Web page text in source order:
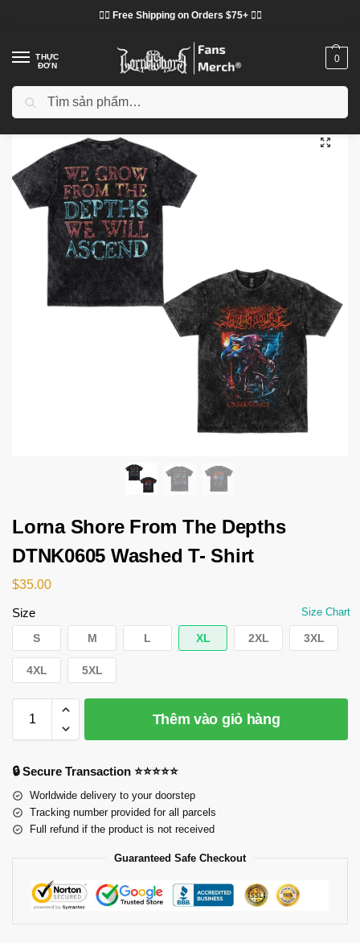
❤️‍🔥 Free Shipping on Orders $75+ ❤️‍🔥
THỰC
ĐƠN
0
Trang chủ / Cửa hàng / Lorna Shore vải
Lorna Shore From The Depths
DTNK0605 Washed T- Shirt
$35.00
Size Size Chart
S M L XL 2XL 3XL
4XL 5XL
Thêm vào giỏ hàng
🔒 Secure Transaction ⭐⭐⭐⭐⭐
Worldwide delivery to your doorstep
Tracking number provided for all parcels
Full refund if the product is not received
Guaranteed Safe Checkout